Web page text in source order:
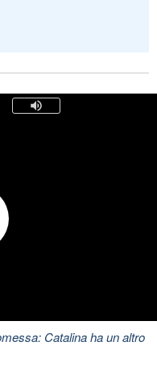
Catalina ha un altro